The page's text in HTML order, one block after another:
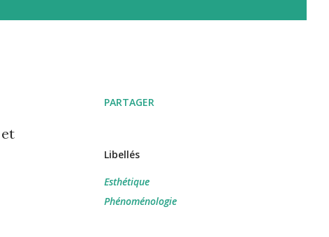
PARTAGER
Libellés
Esthétique
Phénoménologie